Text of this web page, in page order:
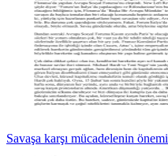
Savaşa karşı mücadelenin önemi